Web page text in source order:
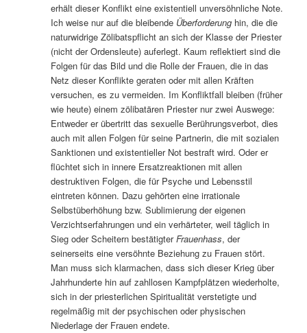
erhält dieser Konflikt eine existentiell unversöhnliche Note.
Ich weise nur auf die bleibende Überforderung hin, die die
naturwidrige Zölibatspflicht an sich der Klasse der Priester
(nicht der Ordensleute) auferlegt. Kaum reflektiert sind die
Folgen für das Bild und die Rolle der Frauen, die in das
Netz dieser Konflikte geraten oder mit allen Kräften
versuchen, es zu vermeiden. Im Konfliktfall bleiben (früher
wie heute) einem zölibatären Priester nur zwei Auswege:
Entweder er übertritt das sexuelle Berührungsverbot, dies
auch mit allen Folgen für seine Partnerin, die mit sozialen
Sanktionen und existentieller Not bestraft wird. Oder er
flüchtet sich in innere Ersatzreaktionen mit allen
destruktiven Folgen, die für Psyche und Lebensstil
eintreten können. Dazu gehörten eine irrationale
Selbstüberhöhung bzw. Sublimierung der eigenen
Verzichtserfahrungen und ein verhärteter, weil täglich in
Sieg oder Scheitern bestätigterFrauenhass, der
seinerseits eine versöhnte Beziehung zu Frauen stört.
Man muss sich klarmachen, dass sich dieser Krieg über
Jahrhunderte hin auf zahllosen Kampfplätzen wiederholte,
sich in der priesterlichen Spiritualität verstetigte und
regelmäßig mit der psychischen oder physischen
Niederlage der Frauen endete.